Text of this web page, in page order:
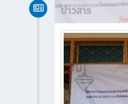
ข่าวสาร